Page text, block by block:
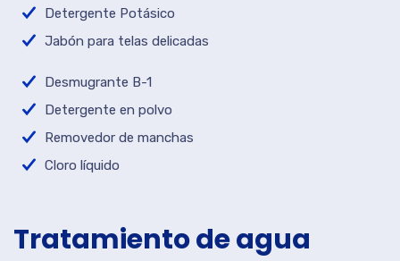
Detergente Potásico
Jabón para telas delicadas
Desmugrante B-1
Detergente en polvo
Removedor de manchas
Cloro líquido
Tratamiento de agua